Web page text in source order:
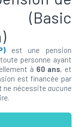
(Basic
est une pension
personne ayant
à 60 ans, et
est financée par
ne nécessite aucune